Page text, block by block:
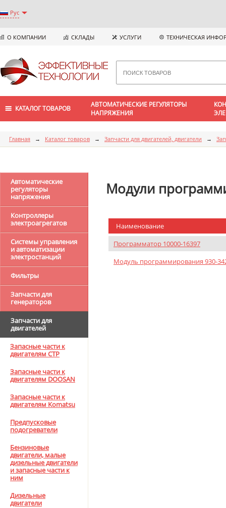
Рус
О КОМПАНИИ СКЛАДЫ УСЛУГИ ТЕХНИЧЕСКАЯ
КАТАЛОГ ТОВАРОВ
АВТОМАТИЧЕСКИЕ РЕГУЛЯТОРЫ
НАПРЯЖЕНИЯ
Главная → Каталог товаров → Запчасти для двигателей, двигатели →
Автоматические
регуляторы
напряжения
Контроллеры
электроагрегатов
Системы управления
и автоматизации
электростанций
Фильтры
Запчасти для
генераторов
Запчасти для
двигателей
Запасные части к
двигателям CTP
Запасные части к
двигателям DOOSAN
Запасные части к
двигателям Komatsu
Предпусковые
подогреватели
Бензиновые
двигатели, малые
дизельные двигатели
и запасные части к
ним
Дизельные
двигатели
Модули
Наименование
Программатор 10000-16397
Модуль программирования 930-